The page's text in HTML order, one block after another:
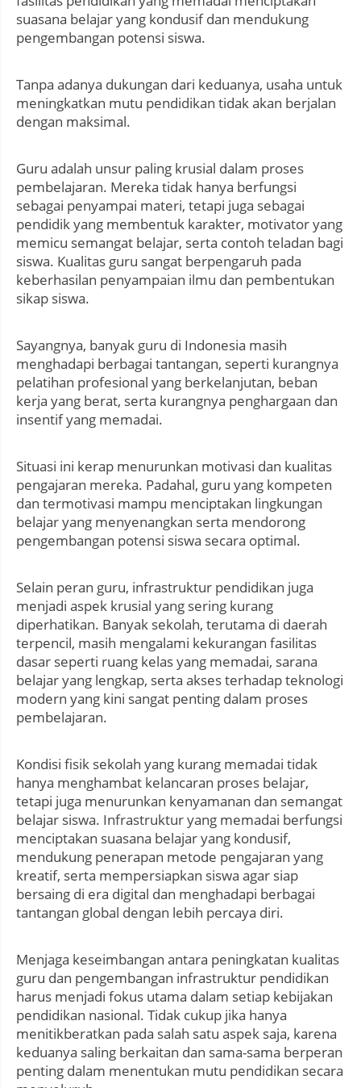
suasana belajar yang kondusif dan mendukung
pengembangan potensi siswa.
Tanpa adanya dukungan dari keduanya, usaha untuk
meningkatkan mutu pendidikan tidak akan berjalan
dengan maksimal.
Guru adalah unsur paling krusial dalam proses
pembelajaran. Mereka tidak hanya berfungsi
sebagai penyampai materi, tetapi juga sebagai
pendidik yang membentuk karakter, motivator yang
memicu semangat belajar, serta contoh teladan bagi
siswa. Kualitas guru sangat berpengaruh pada
keberhasilan penyampaian ilmu dan pembentukan
sikap siswa.
Sayangnya, banyak guru di Indonesia masih
menghadapi berbagai tantangan, seperti kurangnya
pelatihan profesional yang berkelanjutan, beban
kerja yang berat, serta kurangnya penghargaan dan
insentif yang memadai.
Situasi ini kerap menurunkan motivasi dan kualitas
pengajaran mereka. Padahal, guru yang kompeten
dan termotivasi mampu menciptakan lingkungan
belajar yang menyenangkan serta mendorong
pengembangan potensi siswa secara optimal.
Selain peran guru, infrastruktur pendidikan juga
menjadi aspek krusial yang sering kurang
diperhatikan. Banyak sekolah, terutama di daerah
terpencil, masih mengalami kekurangan fasilitas
dasar seperti ruang kelas yang memadai, sarana
belajar yang lengkap, serta akses terhadap teknologi
modern yang kini sangat penting dalam proses
pembelajaran.
Kondisi fisik sekolah yang kurang memadai tidak
hanya menghambat kelancaran proses belajar,
tetapi juga menurunkan kenyamanan dan semangat
belajar siswa. Infrastruktur yang memadai berfungsi
menciptakan suasana belajar yang kondusif,
mendukung penerapan metode pengajaran yang
kreatif, serta mempersiapkan siswa agar siap
bersaing di era digital dan menghadapi berbagai
tantangan global dengan lebih percaya diri.
Menjaga keseimbangan antara peningkatan kualitas
guru dan pengembangan infrastruktur pendidikan
harus menjadi fokus utama dalam setiap kebijakan
pendidikan nasional. Tidak cukup jika hanya
menitikberatkan pada salah satu aspek saja, karena
keduanya saling berkaitan dan sama-sama berperan
penting dalam menentukan mutu pendidikan secara